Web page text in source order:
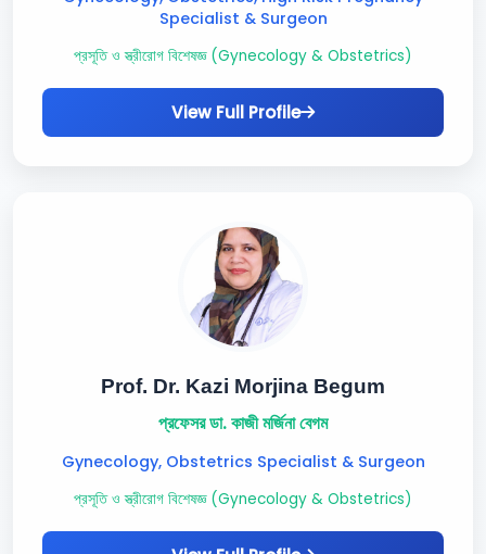
Specialist & Surgeon
প্রসূতি ও স্ত্রীরোগ বিশেষজ্ঞ (Gynecology & Obstetrics)
View Full Profile
Prof. Dr. Kazi Morjina Begum
প্রফেসর ডা. কাজী মর্জিনা বেগম
Gynecology, Obstetrics Specialist & Surgeon
প্রসূতি ও স্ত্রীরোগ বিশেষজ্ঞ (Gynecology & Obstetrics)